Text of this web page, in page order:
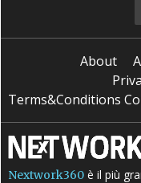
About
Terms&Conditions
Nextwork360 è il più